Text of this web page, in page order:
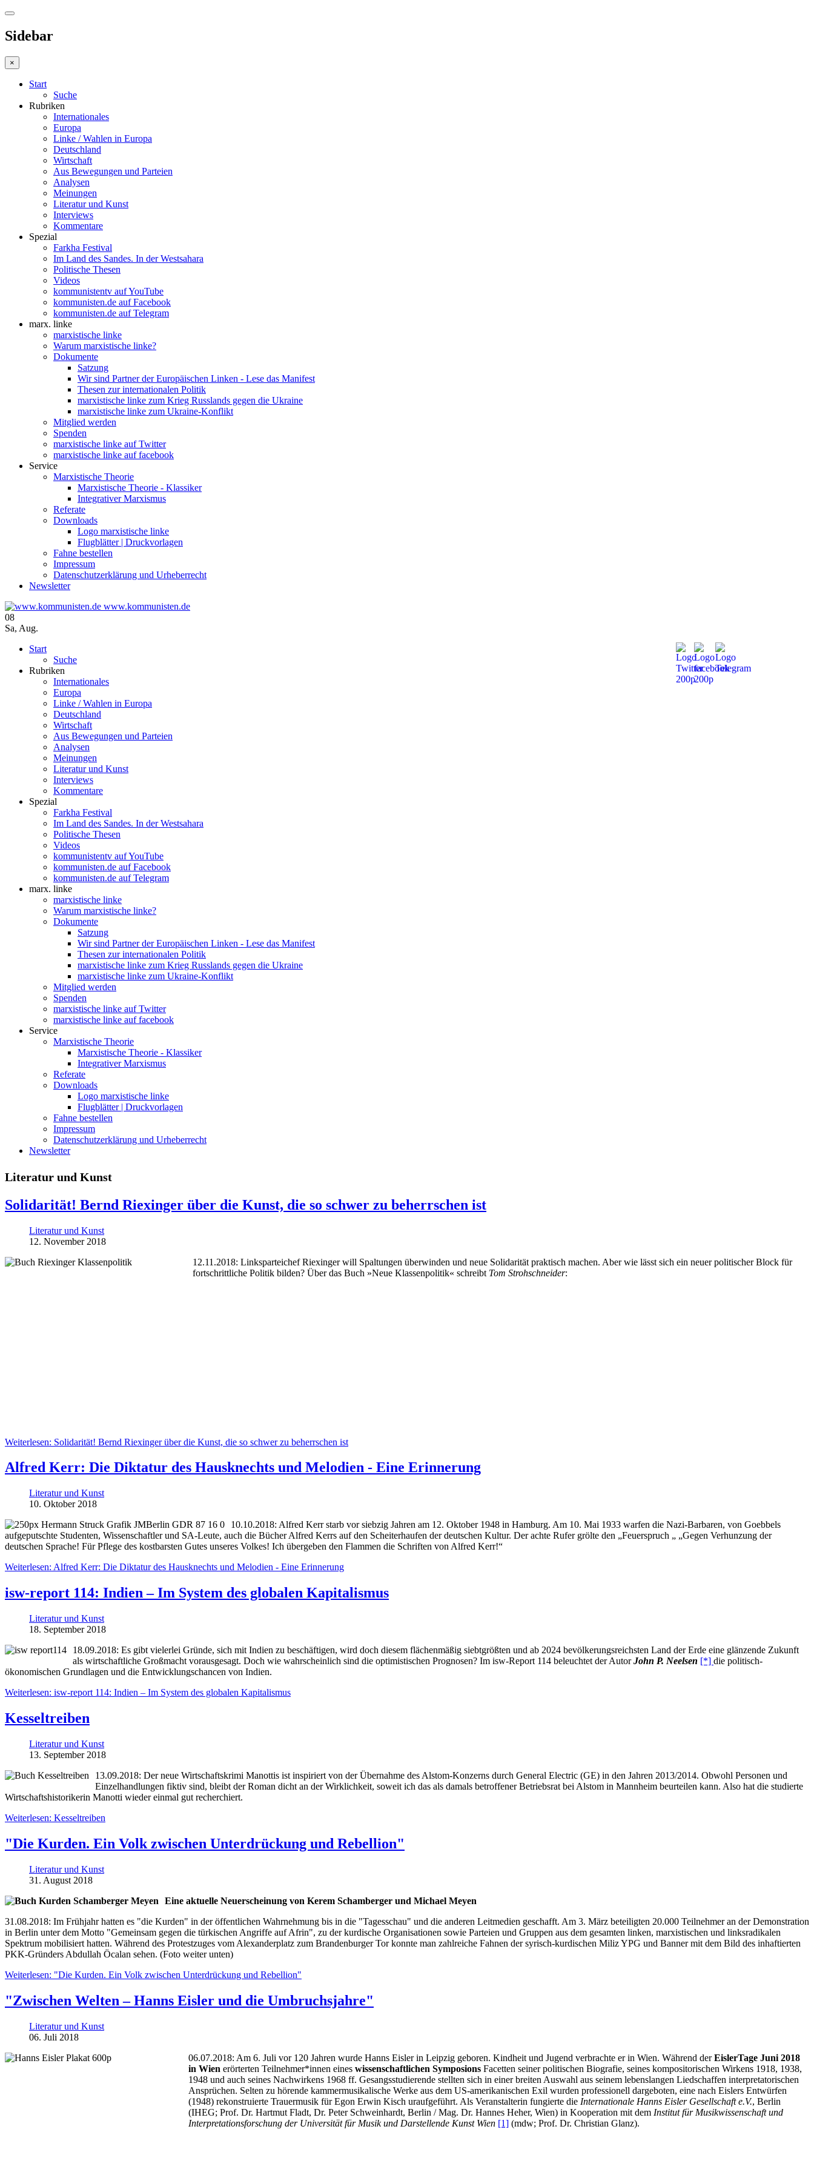
Sidebar
×
Start
Suche
Rubriken
Internationales
Europa
Linke / Wahlen in Europa
Deutschland
Wirtschaft
Aus Bewegungen und Parteien
Analysen
Meinungen
Literatur und Kunst
Interviews
Kommentare
Spezial
Farkha Festival
Im Land des Sandes. In der Westsahara
Politische Thesen
Videos
kommunistentv auf YouTube
kommunisten.de auf Facebook
kommunisten.de auf Telegram
marx. linke
marxistische linke
Warum marxistische linke?
Dokumente
Satzung
Wir sind Partner der Europäischen Linken - Lese das Manifest
Thesen zur internationalen Politik
marxistische linke zum Krieg Russlands gegen die Ukraine
marxistische linke zum Ukraine-Konflikt
Mitglied werden
Spenden
marxistische linke auf Twitter
marxistische linke auf facebook
Service
Marxistische Theorie
Marxistische Theorie - Klassiker
Integrativer Marxismus
Referate
Downloads
Logo marxistische linke
Flugblätter | Druckvorlagen
Fahne bestellen
Impressum
Datenschutzerklärung und Urheberrecht
Newsletter
www.kommunisten.de
08
Sa, Aug.
Start
Suche
Rubriken
Internationales
Europa
Linke / Wahlen in Europa
Deutschland
Wirtschaft
Aus Bewegungen und Parteien
Analysen
Meinungen
Literatur und Kunst
Interviews
Kommentare
Spezial
Farkha Festival
Im Land des Sandes. In der Westsahara
Politische Thesen
Videos
kommunistentv auf YouTube
kommunisten.de auf Facebook
kommunisten.de auf Telegram
marx. linke
marxistische linke
Warum marxistische linke?
Dokumente
Satzung
Wir sind Partner der Europäischen Linken - Lese das Manifest
Thesen zur internationalen Politik
marxistische linke zum Krieg Russlands gegen die Ukraine
marxistische linke zum Ukraine-Konflikt
Mitglied werden
Spenden
marxistische linke auf Twitter
marxistische linke auf facebook
Service
Marxistische Theorie
Marxistische Theorie - Klassiker
Integrativer Marxismus
Referate
Downloads
Logo marxistische linke
Flugblätter | Druckvorlagen
Fahne bestellen
Impressum
Datenschutzerklärung und Urheberrecht
Newsletter
Literatur und Kunst
Solidarität! Bernd Riexinger über die Kunst, die so schwer zu beherrschen ist
Literatur und Kunst
12. November 2018
12.11.2018: Linksparteichef Riexinger will Spaltungen überwinden und neue Solidarität praktisch machen. Aber wie lässt sich ein neuer politischer Block für
fortschrittliche Politik bilden? Über das Buch »Neue Klassenpolitik« schreibt Tom Strohschneider:
Weiterlesen: Solidarität! Bernd Riexinger über die Kunst, die so schwer zu beherrschen ist
Alfred Kerr: Die Diktatur des Hausknechts und Melodien - Eine Erinnerung
Literatur und Kunst
10. Oktober 2018
10.10.2018: Alfred Kerr starb vor siebzig Jahren am 12. Oktober 1948 in Hamburg. Am 10. Mai 1933 warfen die Nazi-Barbaren, von Goebbels
aufgeputschte Studenten, Wissenschaftler und SA-Leute, auch die Bücher Alfred Kerrs auf den Scheiterhaufen der deutschen Kultur. Der achte Rufer grölte den „Feuerspruch „ „Gegen Verhunzung der
deutschen Sprache! Für Pflege des kostbarsten Gutes unseres Volkes! Ich übergeben den Flammen die Schriften von Alfred Kerr!“
Weiterlesen: Alfred Kerr: Die Diktatur des Hausknechts und Melodien - Eine Erinnerung
isw-report 114: Indien – Im System des globalen Kapitalismus
Literatur und Kunst
18. September 2018
18.09.2018: Es gibt vielerlei Gründe, sich mit Indien zu beschäftigen, wird doch diesem flächenmäßig siebtgrößten und ab 2024 bevölkerungsreichsten Land der Erde eine glänzende Zukunft
als wirtschaftliche Großmacht vorausgesagt. Doch wie wahrscheinlich sind die optimistischen Prognosen? Im isw-Report 114 beleuchtet der AutorJohn P. Neelsen [*] die politisch-
ökonomischen Grundlagen und die Entwicklungschancen von Indien.
Weiterlesen: isw-report 114: Indien – Im System des globalen Kapitalismus
Kesseltreiben
Literatur und Kunst
13. September 2018
13.09.2018: Der neue Wirtschaftskrimi Manottis ist inspiriert von der Übernahme des Alstom-Konzerns durch General Electric (GE) in den Jahren 2013/2014. Obwohl Personen und
Einzelhandlungen fiktiv sind, bleibt der Roman dicht an der Wirklichkeit, soweit ich das als damals betroffener Betriebsrat bei Alstom in Mannheim beurteilen kann. Also hat die studierte
Wirtschaftshistorikerin Manotti wieder einmal gut recherchiert.
Weiterlesen: Kesseltreiben
"Die Kurden. Ein Volk zwischen Unterdrückung und Rebellion"
Literatur und Kunst
31. August 2018
Eine aktuelle Neuerscheinung von Kerem Schamberger und Michael Meyen
31.08.2018: Im Frühjahr hatten es "die Kurden" in der öffentlichen Wahrnehmung bis in die "Tagesschau" und die anderen Leitmedien geschafft. Am 3. März beteiligten 20.000 Teilnehmer an der Demonstration
in Berlin unter dem Motto "Gemeinsam gegen die türkischen Angriffe auf Afrin", zu der kurdische Organisationen sowie Parteien und Gruppen aus dem gesamten linken, marxistischen und linksradikalen
Spektrum mobilisiert hatten. Während des Protestzuges vom Alexanderplatz zum Brandenburger Tor konnte man zahlreiche Fahnen der syrisch-kurdischen Miliz YPG und Banner mit dem Bild des inhaftierten
PKK-Gründers Abdullah Öcalan sehen. (Foto weiter unten)
Weiterlesen: "Die Kurden. Ein Volk zwischen Unterdrückung und Rebellion"
"Zwischen Welten – Hanns Eisler und die Umbruchsjahre"
Literatur und Kunst
06. Juli 2018
06.07.2018: Am 6. Juli vor 120 Jahren wurde Hanns Eisler in Leipzig geboren. Kindheit und Jugend verbrachte er in Wien. Während derEislerTage Juni 2018
in Wien erörterten Teilnehmer*innen eines wissenschaftlichen Symposions Facetten seiner politischen Biografie, seines kompositorischen Wirkens 1918, 1938,
1948 und auch seines Nachwirkens 1968 ff. Gesangsstudierende stellten sich in einer breiten Auswahl aus seinem lebenslangen Liedschaffen interpretatorischen
Ansprüchen. Selten zu hörende kammermusikalische Werke aus dem US-amerikanischen Exil wurden professionell dargeboten, eine nach Eislers Entwürfen
(1948) rekonstruierte Trauermusik für Egon Erwin Kisch uraufgeführt. Als Veranstalterin fungierte die Internationale Hanns Eisler Gesellschaft e.V., Berlin
(IHEG; Prof. Dr. Hartmut Fladt, Dr. Peter Schweinhardt, Berlin / Mag. Dr. Hannes Heher, Wien) in Kooperation mit dem Institut für Musikwissenschaft und
Interpretationsforschung der Universität für Musik und Darstellende Kunst Wien [1] (mdw; Prof. Dr. Christian Glanz).